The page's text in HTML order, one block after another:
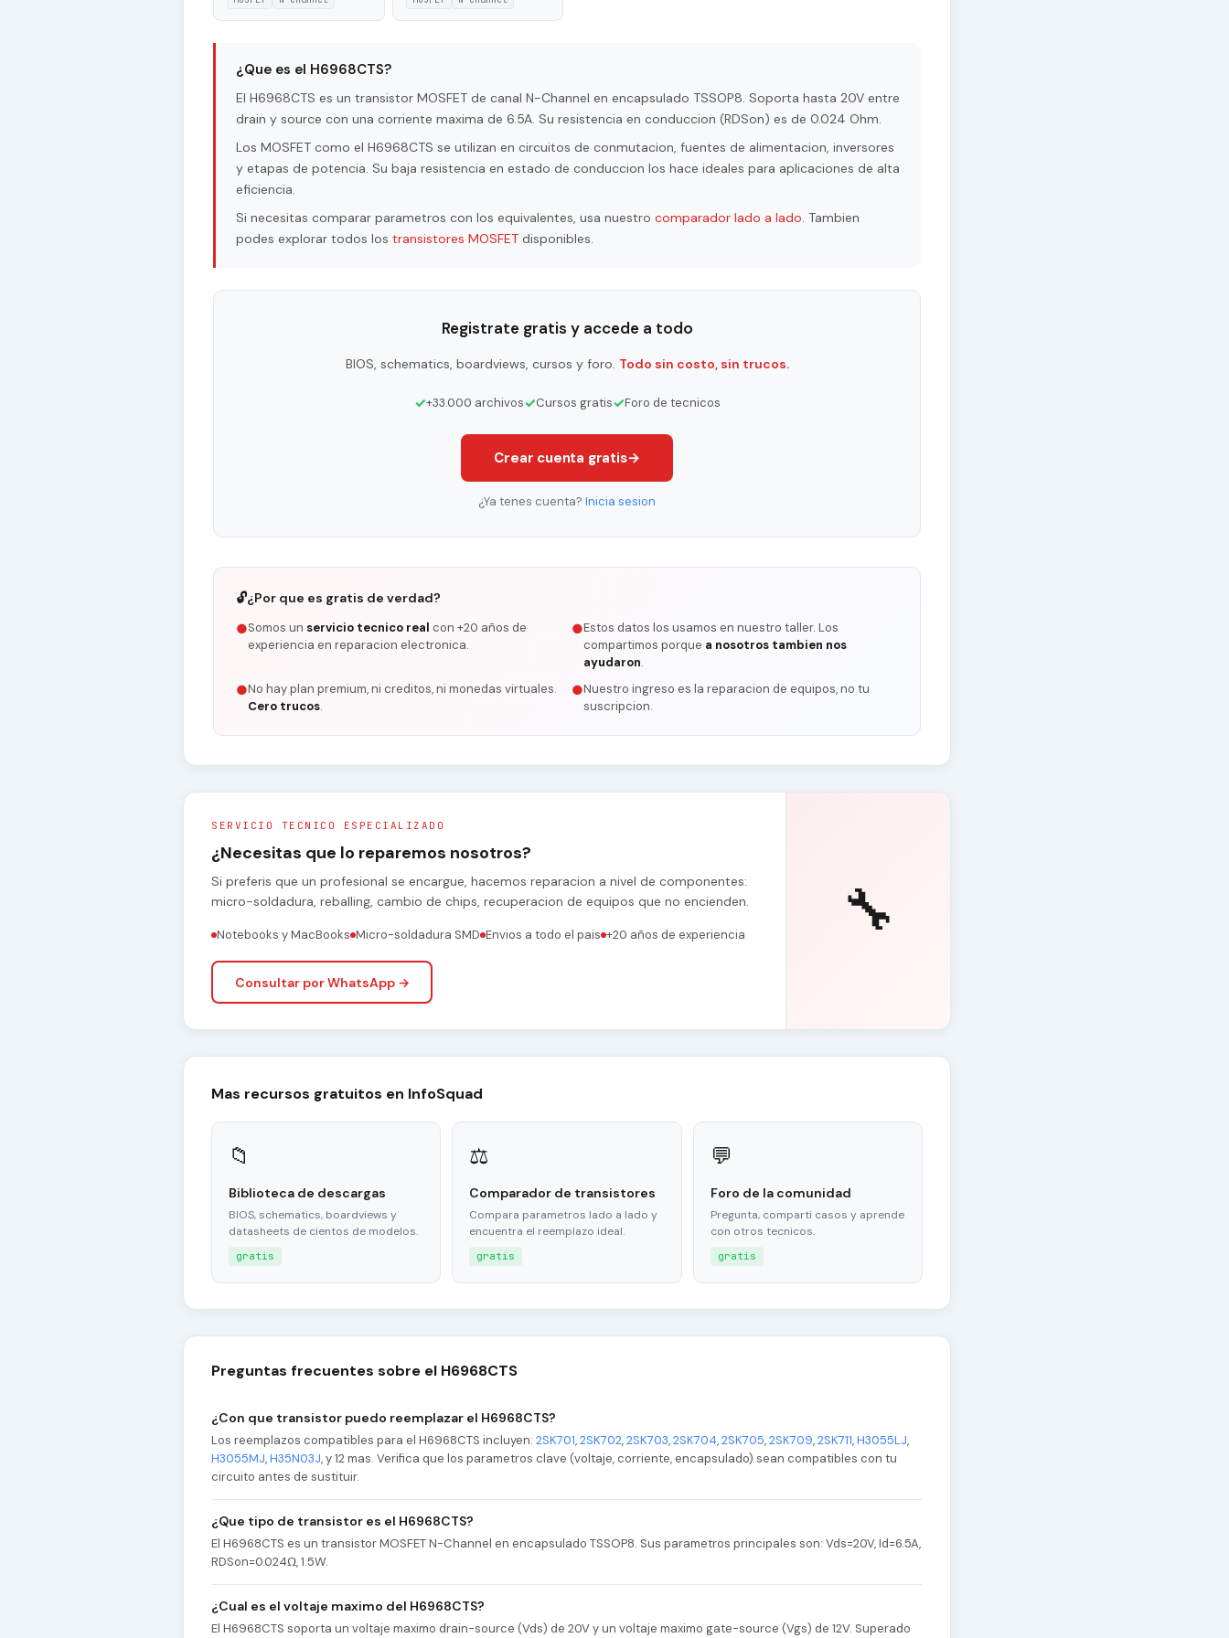
¿Que es el H6968CTS?
El H6968CTS es un transistor MOSFET de canal N-Channel en encapsulado TSSOP8. Soporta hasta 20V entre
drain y source con una corriente maxima de 6.5A. Su resistencia en conduccion (RDSon) es de 0.024 Ohm.
Los MOSFET como el H6968CTS se utilizan en circuitos de conmutacion, fuentes de alimentacion, inversores
y etapas de potencia. Su baja resistencia en estado de conduccion los hace ideales para aplicaciones de alta
eficiencia.
Si necesitas comparar parametros con los equivalentes, usa nuestro comparador lado a lado. Tambien
podes explorar todos los transistores MOSFET disponibles.
Registrate gratis y accede a todo
BIOS, schematics, boardviews, cursos y foro. Todo sin costo, sin trucos.
✓+33.000 archivos✓Cursos gratis✓Foro de tecnicos
Crear cuenta gratis→
¿Ya tenes cuenta? Inicia sesion
🔓¿Por que es gratis de verdad?
●Somos un servicio tecnico real con +20 años de
experiencia en reparacion electronica.
●Estos datos los usamos en nuestro taller. Los
compartimos porque a nosotros tambien nos
ayudaron.
●No hay plan premium, ni creditos, ni monedas virtuales.
Cero trucos.
●Nuestro ingreso es la reparacion de equipos, no tu
suscripcion.
SERVICIO TECNICO ESPECIALIZADO
¿Necesitas que lo reparemos nosotros?
Si preferis que un profesional se encargue, hacemos reparacion a nivel de componentes:
micro-soldadura, reballing, cambio de chips, recuperacion de equipos que no encienden.
Notebooks y MacBooks Micro-soldadura SMD Envios a todo el pais +20 años de experiencia
Consultar por WhatsApp →
🔧
Mas recursos gratuitos en InfoSquad
📁
Biblioteca de descargas
BIOS, schematics, boardviews y
datasheets de cientos de modelos.
gratis
⚖
Comparador de transistores
Compara parametros lado a lado y
encuentra el reemplazo ideal.
gratis
💬
Foro de la comunidad
Pregunta, comparti casos y aprende
con otros tecnicos.
gratis
Preguntas frecuentes sobre el H6968CTS
¿Con que transistor puedo reemplazar el H6968CTS?
Los reemplazos compatibles para el H6968CTS incluyen: 2SK701,2SK702,2SK703,2SK704,2SK705,2SK709,2SK711,H3055LJ,
H3055MJ,H35N03J, y 12 mas. Verifica que los parametros clave (voltaje, corriente, encapsulado) sean compatibles con tu
circuito antes de sustituir.
¿Que tipo de transistor es el H6968CTS?
El H6968CTS es un transistor MOSFET N-Channel en encapsulado TSSOP8. Sus parametros principales son: Vds=20V, Id=6.5A,
RDSon=0.024Ω, 1.5W.
¿Cual es el voltaje maximo del H6968CTS?
El H6968CTS soporta un voltaje maximo drain-source (Vds) de 20V y un voltaje maximo gate-source (Vgs) de 12V. Superado